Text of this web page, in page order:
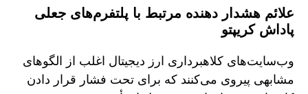
علائم هشدار دهنده مرتبط با پلتفرم‌های جعلی
پاداش کریپتو
وب‌سایت‌های کلاهبرداری ارز دیجیتال اغلب از الگوهای
مشابهی پیروی می‌کنند که برای تحت فشار قرار دادن